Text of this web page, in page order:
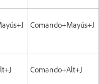
Comando+Mayús+J
Comando+Alt+J